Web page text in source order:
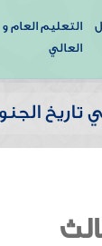
التعليم العام و
العالي
تاريخ